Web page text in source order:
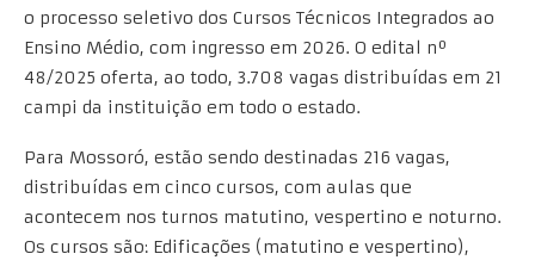
o processo seletivo dos Cursos Técnicos Integrados ao
Ensino Médio, com ingresso em 2026. O edital nº
48/2025 oferta, ao todo, 3.708 vagas distribuídas em 21
campi da instituição em todo o estado.
Para Mossoró, estão sendo destinadas 216 vagas,
distribuídas em cinco cursos, com aulas que
acontecem nos turnos matutino, vespertino e noturno.
Os cursos são: Edificações (matutino e vespertino),